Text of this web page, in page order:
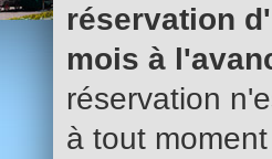
réservation
mois à
réservation
à tout